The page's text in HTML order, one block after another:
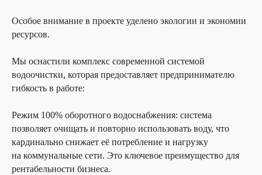
Особое внимание в проекте уделено экологии и экономии
ресурсов.
Мы оснастили комплекс современной системой
водоочистки, которая предоставляет предпринимателю
гибкость в работе:
Режим 100% оборотного водоснабжения: система
позволяет очищать и повторно использовать воду, что
кардинально снижает её потребление и нагрузку
на коммунальные сети. Это ключевое преимущество для
рентабельности бизнеса.